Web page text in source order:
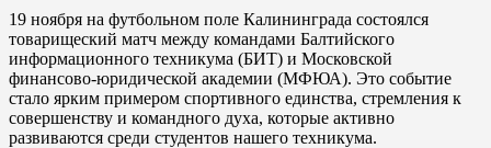
19 ноября на футбольном поле Калининграда состоялся
товарищеский матч между командами Балтийского
информационного техникума (БИТ) и Московской
финансово-юридической академии (МФЮА). Это событие
стало ярким примером спортивного единства, стремления к
совершенству и командного духа, которые активно
развиваются среди студентов нашего техникума.